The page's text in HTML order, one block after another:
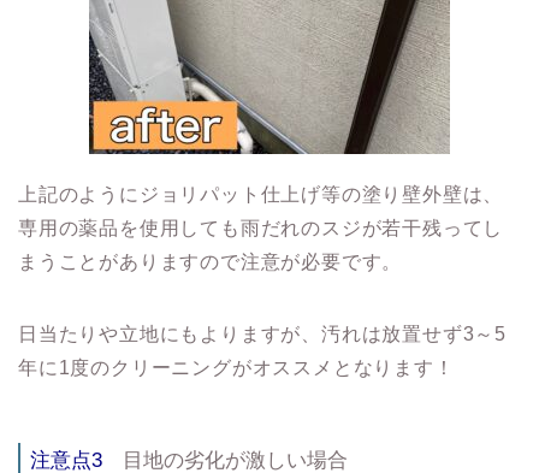
上記のようにジョリパット仕上げ等の塗り壁外壁は、
専用の薬品を使用しても雨だれのスジが若干残ってし
まうことがありますので注意が必要です。
日当たりや立地にもよりますが、汚れは放置せず3～5
年に1度のクリーニングがオススメとなります！
注意点3 目地の劣化が激しい場合